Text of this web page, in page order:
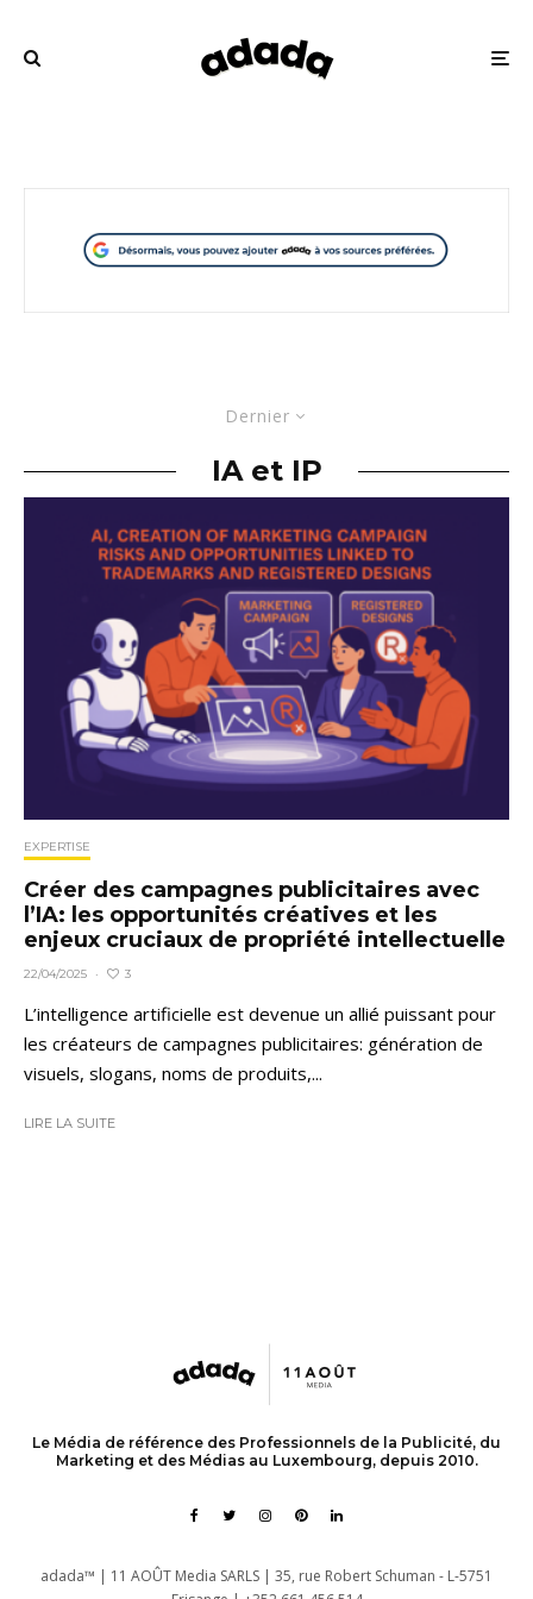
Dernier
IA et IP
EXPERTISE
Créer des campagnes publicitaires avec
l’IA: les opportunités créatives et les
enjeux cruciaux de propriété intellectuelle
22/04/2025 · 3
L’intelligence artificielle est devenue un allié puissant pour
les créateurs de campagnes publicitaires: génération de
visuels, slogans, noms de produits,...
LIRE LA SUITE
Le Média de référence des Professionnels de la Publicité, du
Marketing et des Médias au Luxembourg, depuis 2010.
adada™ | 11 AOÛT Media SARLS | 35, rue Robert Schuman - L-5751